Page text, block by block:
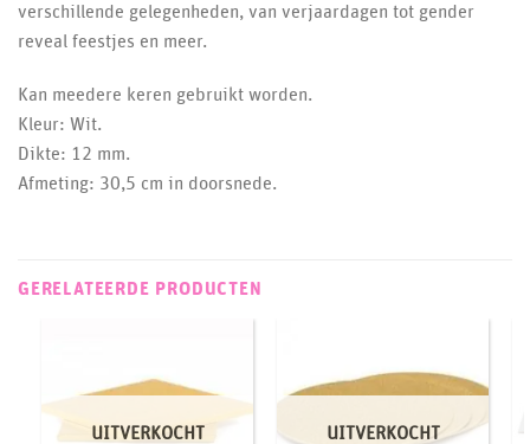
verschillende gelegenheden, van verjaardagen tot gender
reveal feestjes en meer.
Kan meedere keren gebruikt worden.
Kleur: Wit.
Dikte: 12 mm.
Afmeting: 30,5 cm in doorsnede.
GERELATEERDE PRODUCTEN
UITVERKOCHT UITVERKOCHT